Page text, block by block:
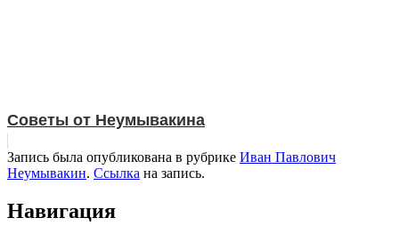
Советы от Неумывакина
Запись была опубликована в рубрике Иван Павлович
Неумывакин. Ссылка на запись.
Навигация